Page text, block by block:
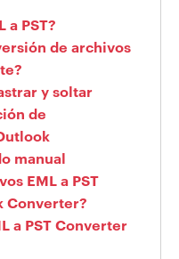
a PST?
de archivos
y soltar
de
manual
EML a PST
Converter?
a PST Converter